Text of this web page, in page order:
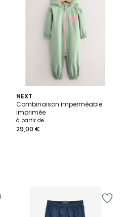
NEXT
Combinaison imperméable
imprimée
à partir de
29,00 €